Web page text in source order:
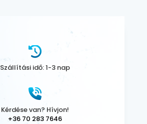
Szállítási idő: 1-3 nap
Kérdése van? Hívjon!
+36 70 283 7646